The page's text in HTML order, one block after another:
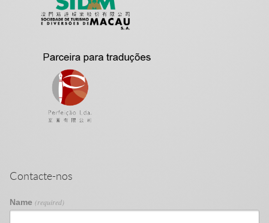
Contacte-nos
Name (required)